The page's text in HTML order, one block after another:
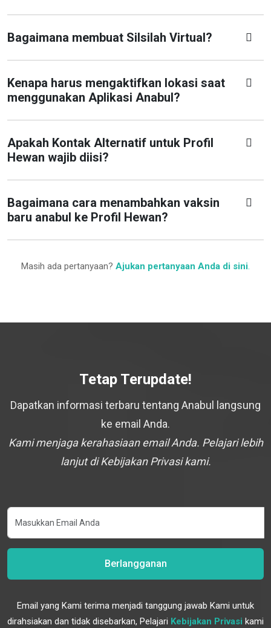
Bagaimana membuat Silsilah Virtual?
Kenapa harus mengaktifkan lokasi saat
menggunakan Aplikasi Anabul?
Apakah Kontak Alternatif untuk Profil
Hewan wajib diisi?
Bagaimana cara menambahkan vaksin
baru anabul ke Profil Hewan?
Masih ada pertanyaan? Ajukan pertanyaan Anda di sini.
Tetap Terupdate!
Dapatkan informasi terbaru tentang Anabul langsung
ke email Anda.
Kami menjaga kerahasiaan email Anda. Pelajari lebih
lanjut di Kebijakan Privasi kami.
Berlangganan
Email yang Kami terima menjadi tanggung jawab Kami untuk
dirahsiakan dan tidak disebarkan, Pelajari Kebijakan Privasi kami